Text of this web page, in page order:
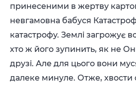
принесеними в жертву
невгамовна бабуся
катастрофу. Землi загрожує
хто ж його зупинить, як не
друзi. Але для цього вони
далеке минуле. Отже, хвости